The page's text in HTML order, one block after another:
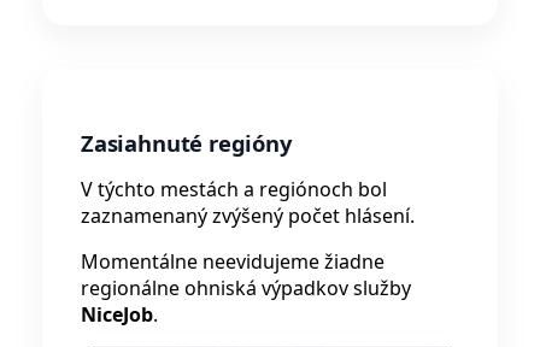
Zasiahnuté regióny
V týchto mestách a regiónoch bol
zaznamenaný zvýšený počet hlásení.
Momentálne neevidujeme žiadne
regionálne ohniská výpadkov služby
NiceJob.